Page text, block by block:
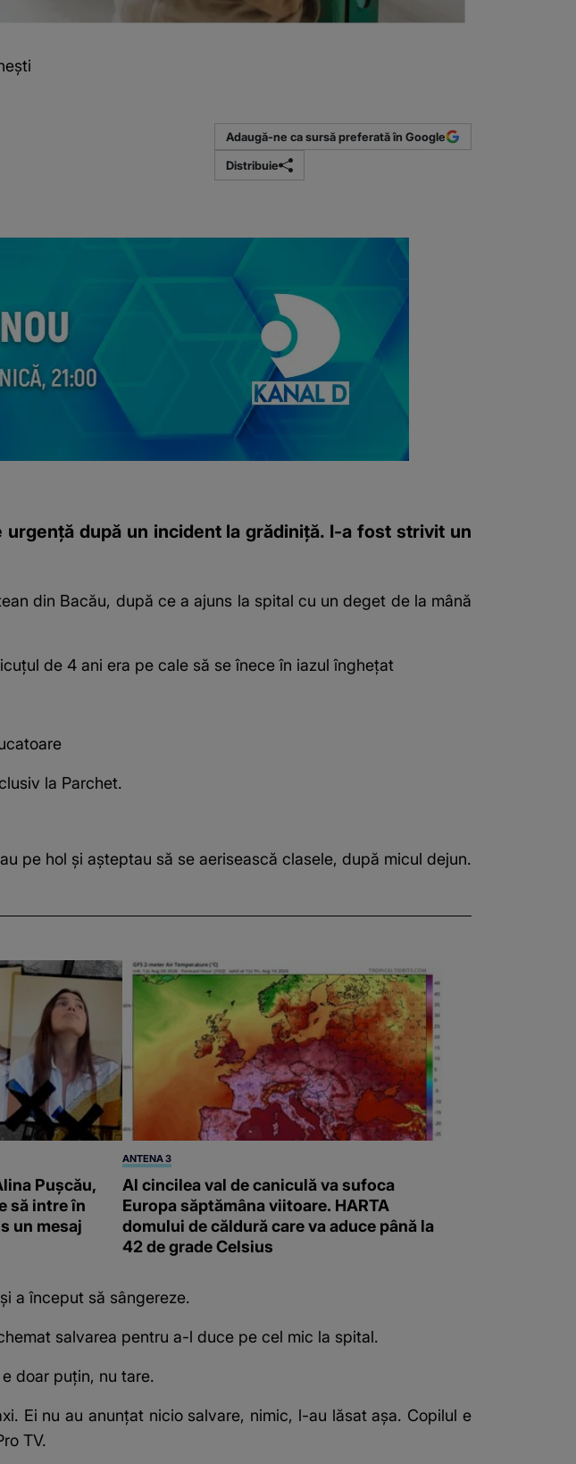
Adaugă-ne ca sursă preferată în Google
Distribuie
după un incident la grădiniță. I-a fost strivit un
din Bacău, după ce a ajuns la spital cu un deget de la mână
de 4 ani era pe cale să se înece în iazul înghețat
la Parchet.
pe hol și așteptau să se aerisească clasele, după micul dejun.
Pușcău,
să intre în
un mesaj
ANTENA 3
Al cincilea val de caniculă va sufoca
Europa săptămâna viitoare. HARTA
domului de căldură care va aduce până la
42 de grade Celsius
a început să sângereze.
salvarea pentru a-l duce pe cel mic la spital.
doar puțin, nu tare.
Ei nu au anunțat nicio salvare, nimic, l-au lăsat așa. Copilul e
TV.